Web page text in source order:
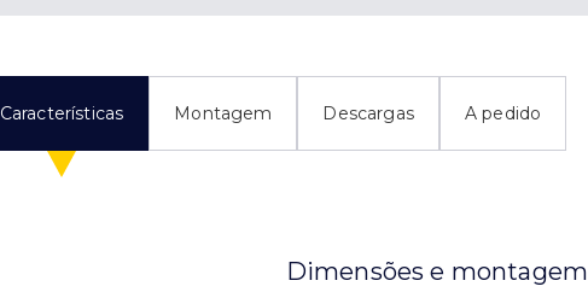
Características Montagem Descargas A pedido
Dimensões e montagem